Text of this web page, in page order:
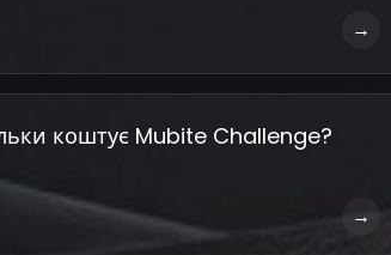
→
коштує Mubite Challenge?
→